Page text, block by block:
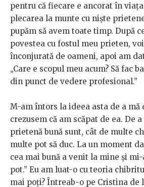
pentru că fiecare e ancorat în
plecarea la munte cu niște
pupăm să avem toate timp. După
povestea cu fostul meu prieten,
înconjurată de oameni, apoi am
„Care e scopul meu acum? Să fac
din punct de vedere profesional.”
M-am întors la ideea asta de a mă
crezusem că am scăpat de ea. De
prietenă bună sunt, cât de multe
multe pot să duc. La un moment
cea mai bună a venit la mine și mi-
pot.” Eu am luat-o cu teoria
mai poți? Întreab-o pe Cristina de